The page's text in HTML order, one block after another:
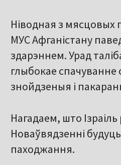
Ніводная з мясцовых
МУС Афганістану
здарэннем. Урад
глыбокае спачуванне
знойдзеныя і
Нагадаем, што
Новаўвядзенні
паходжання.